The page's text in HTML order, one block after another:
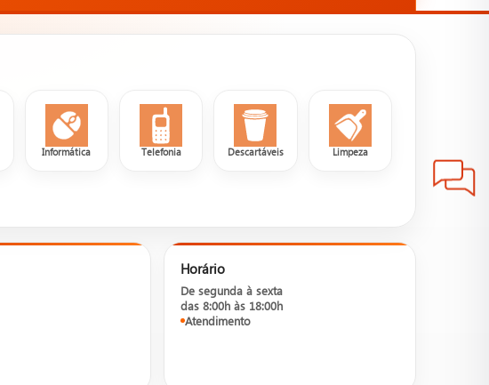
Informática Telefonia Descartáveis Limpeza
Horário
De segunda à sexta
das 8:00h às 18:00h
Atendimento